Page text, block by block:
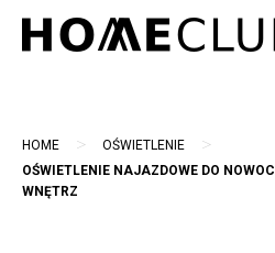
Skip
HOME > OŚWIETLENIE >
OŚWIETLENIE NAJAZDOWE DO
WNĘTRZ